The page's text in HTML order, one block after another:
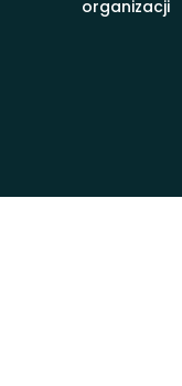
organizacji